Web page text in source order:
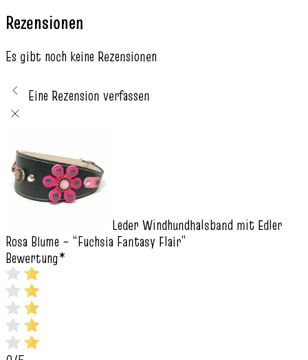
Rezensionen
Es gibt noch keine Rezensionen
Eine Rezension verfassen
Leder Windhundhalsband mit Edler
Rosa Blume – “Fuchsia Fantasy Flair”
Bewertung*